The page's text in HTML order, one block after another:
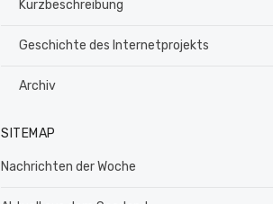
Kurzbeschreibung
Geschichte des Internetprojekts
Archiv
SITEMAP
Nachrichten der Woche